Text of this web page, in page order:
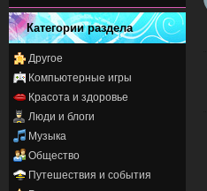
Категории раздела
Другое
Компьютерные игры
Красота и здоровье
Люди и блоги
Музыка
Общество
Путешествия и события